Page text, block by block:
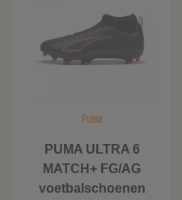
Puma
PUMA ULTRA 6
MATCH+ FG/AG
voetbalschoenen